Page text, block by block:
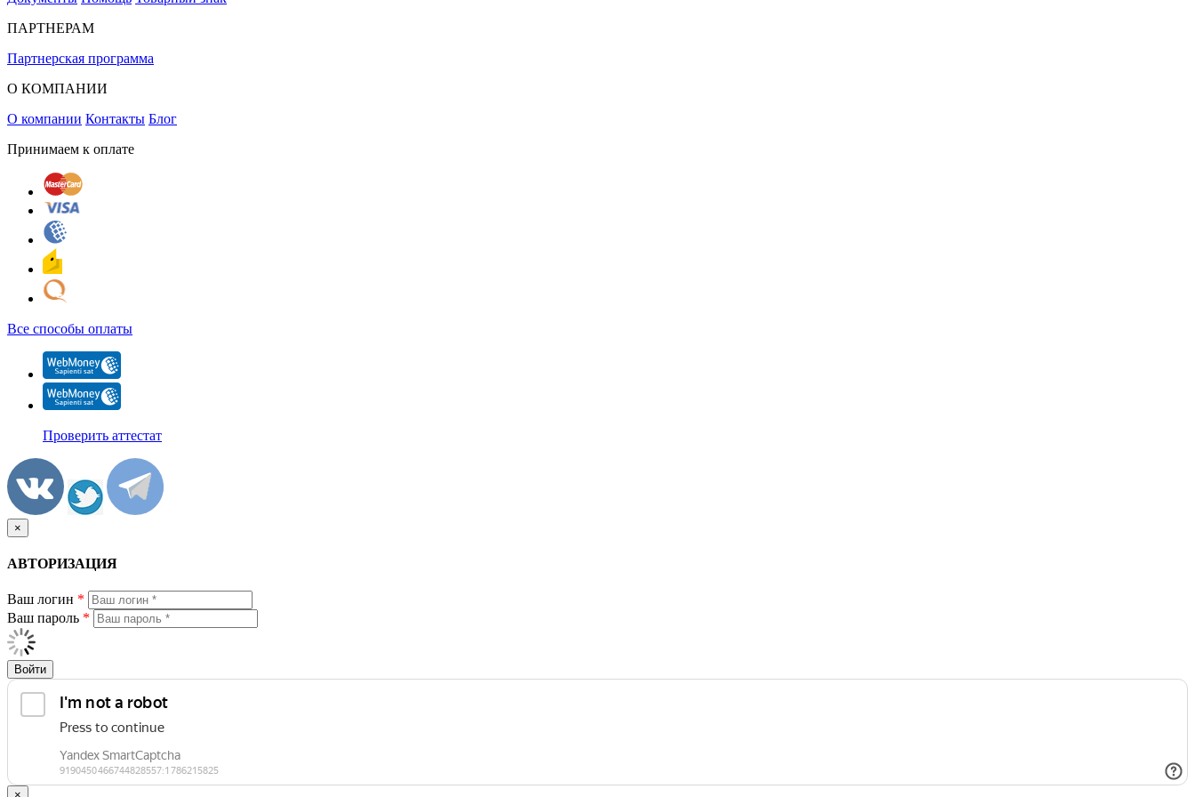
ПАРТНЕРАМ
Партнерская программа
О КОМПАНИИ
О компании Контакты Блог
Принимаем к оплате
Все способы оплаты
Проверить аттестат
×
АВТОРИЗАЦИЯ
Ваш логин *
Ваш пароль *
Войти